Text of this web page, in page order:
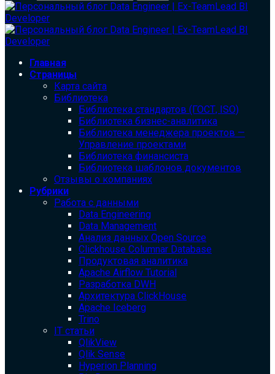
Главная
Страницы
Карта сайта
Библиотека
Библиотека cтандартов (ГОСТ, ISO)
Библиотека бизнес-аналитика
Библиотека менеджера проектов —
Управление проектами
Библиотека финансиста
Библиотека шаблонов документов
Отзывы о компаниях
Рубрики
Работа с данными
Data Engineering
Data Management
Анализ данных Open Source
Clickhouse Columnar Database
Продуктовая аналитика
Apache Airflow Tutorial
Разработка DWH
Архитектура ClickHouse
Apache Iceberg
Trino
IT статьи
QlikView
Qlik Sense
Hyperion Planning